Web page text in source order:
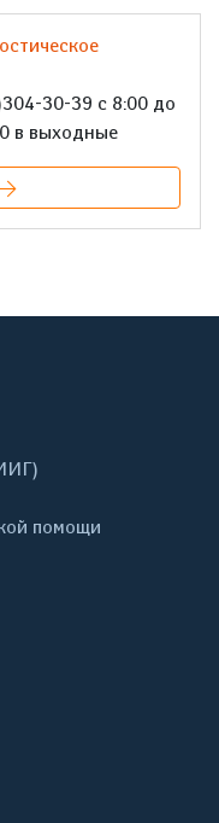
30-39 с 8:00 до
в выходные
помощи